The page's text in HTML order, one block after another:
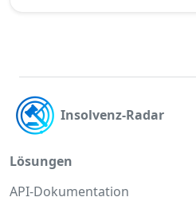
Insolvenz-Radar
Lösungen
API-Dokumentation